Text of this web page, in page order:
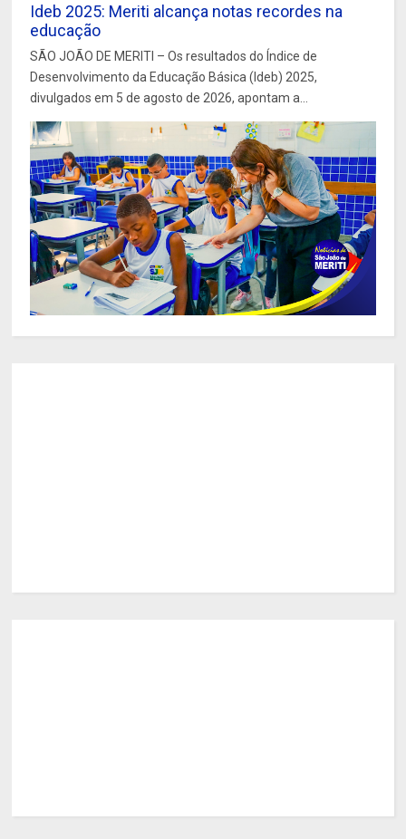
Ideb 2025: Meriti alcança notas recordes na
educação
SÃO JOÃO DE MERITI – Os resultados do Índice de
Desenvolvimento da Educação Básica (Ideb) 2025,
divulgados em 5 de agosto de 2026, apontam a...